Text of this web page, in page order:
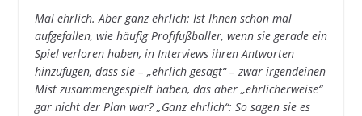
Mal ehrlich. Aber ganz ehrlich: Ist Ihnen schon mal
aufgefallen, wie häufig Profifußballer, wenn sie gerade ein
Spiel verloren haben, in Interviews ihren Antworten
hinzufügen, dass sie – „ehrlich gesagt“ – zwar irgendeinen
Mist zusammengespielt haben, das aber „ehrlicherweise“
gar nicht der Plan war? „Ganz ehrlich“: So sagen sie es